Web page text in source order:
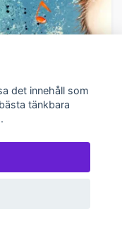
det innehåll som
tänkbara